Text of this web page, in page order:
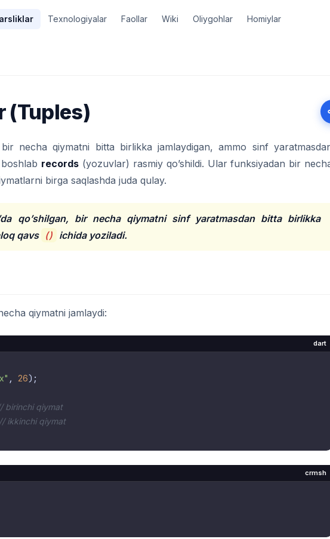
Texnologiyalar Faollar Wiki Oliygohlar Homiylar
(Tuples)
necha qiymatni bitta birlikka jamlaydigan, ammo sinf
records (yozuvlar) rasmiy qo’shildi. Ular funksiyadan bir
birga saqlashda juda qulay.
qo’shilgan, bir necha qiymatni sinf yaratmasdan bitta birlikka
qavs () ichida yoziladi.
qiymatni jamlaydi:
dart
, 26);
birinchi qiymat
// ikkinchi qiymat
crmsh